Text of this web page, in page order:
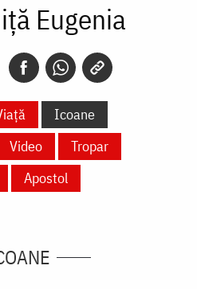
Eugenia
Icoane
Video
Tropar
Apostol